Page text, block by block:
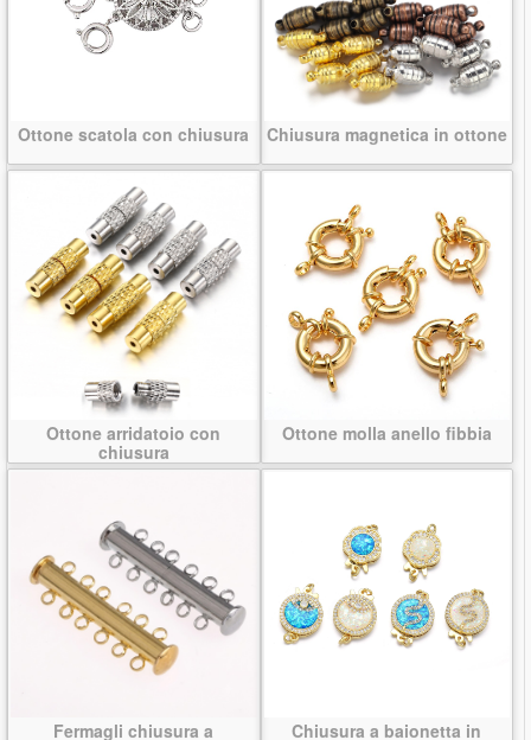
Ottone scatola con chiusura Chiusura magnetica in ottone
Ottone arridatoio con
chiusura
Ottone molla anello fibbia
Fermagli chiusura a
Chiusura a baionetta in